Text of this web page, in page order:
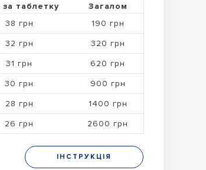
за таблетку
Загалом
38 грн
190 грн
32 грн
320 грн
31 грн
620 грн
30 грн
900 грн
28 грн
1400 грн
26 грн 2600 грн
ІНСТРУКЦІЯ